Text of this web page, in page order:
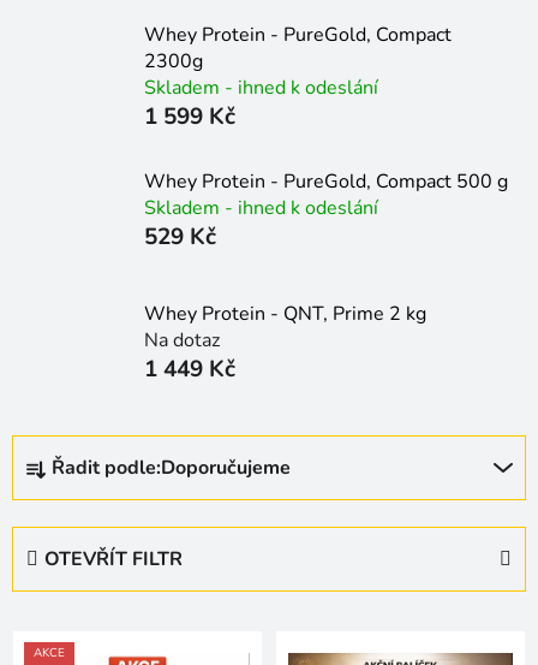
Whey Protein - PureGold, Compact
2300g
Skladem - ihned k odeslání
1 599 Kč
Whey Protein - PureGold, Compact 500 g
Skladem - ihned k odeslání
529 Kč
Whey Protein - QNT, Prime 2 kg
Na dotaz
1 449 Kč
z
p
Řadit podle:Doporučujeme
OTEVŘÍT FILTR
V
AKCE